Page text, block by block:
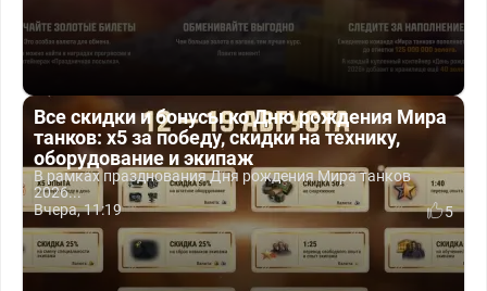
Все скидки и бонусы ко Дню рождения Мира
танков: x5 за победу, скидки на технику,
оборудование и экипаж
В рамках празднования Дня рождения Мира танков
2026...
Вчера, 11:19
5